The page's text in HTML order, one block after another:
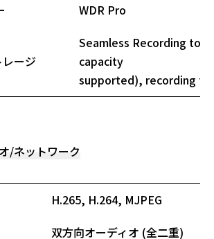
WDR Pro
ージ
Seamless Recording to
capacity
supported), recording
/ネットワーク
H.265, H.264, MJPEG
双方向オーディオ (全二重)